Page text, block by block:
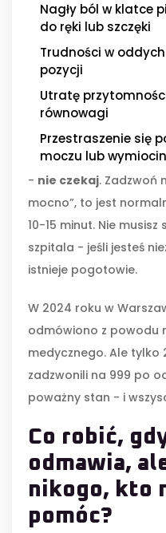
Nagły ból w klatce
do ręki lub szczęki
Trudności w
pozycji
Utratę
równowagi
Przestraszenie się
moczu lub
- nie czekaj. Zadzwoń
mocno”, to jest
10-15 minut. Nie
szpitala - jeśli jesteś
istnieje pogotowie.
W 2024 roku w
odmówiono z powodu
medycznego. Ale tylko
zadzwonili na 999 po
poważny stan - i
Co robić,
odmawia,
nikogo, kto
pomóc?